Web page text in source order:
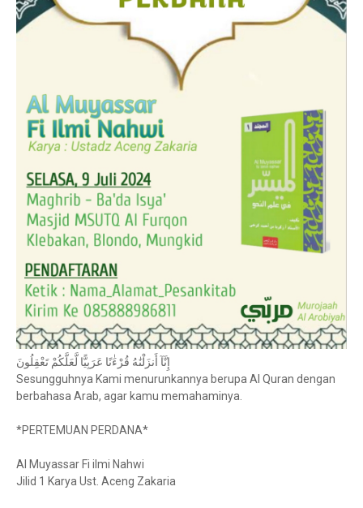
إِنَّآ أَنزَلْنَٰهُ قُرْءَٰنًا عَرَبِيًّا لَّعَلَّكُمْ تَعْقِلُونَ
Sesungguhnya Kami menurunkannya berupa Al Quran dengan
berbahasa Arab, agar kamu memahaminya.
*PERTEMUAN PERDANA*
Al Muyassar Fi ilmi Nahwi
Jilid 1 Karya Ust. Aceng Zakaria